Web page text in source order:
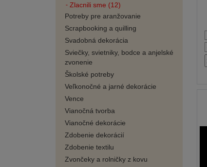
Zlacnili sme (12)
Potreby pre aranžovanie
Scrapbooking a quilling
Svadobná dekorácia
Sviečky, svietniky, bodce a anjelské
zvonenie
Školské potreby
Veľkonočné a jarné dekorácie
Vence
Vianočná tvorba
Vianočné dekorácie
Zdobenie dekorácií
Zdobenie textilu
Zvončeky a rolničky z kovu